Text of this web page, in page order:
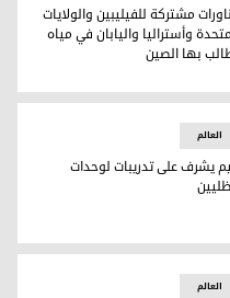
المتحدة وأستراليا
مشتركة للفيليبين والولايات
وأستراليا واليابان في مياه
بها الصين
العالم
يشرف على تدريبات لوحدات
العالم